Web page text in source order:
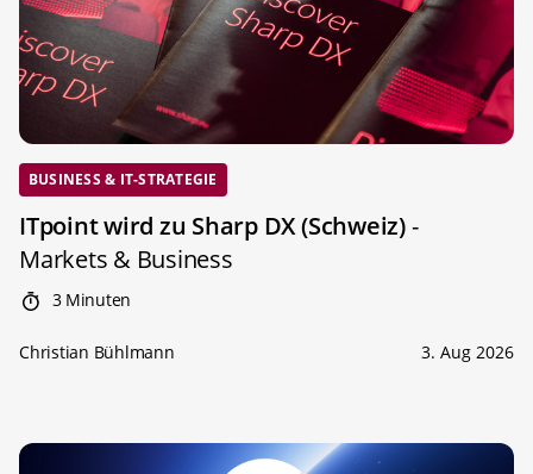
BUSINESS & IT-STRATEGIE
ITpoint wird zu Sharp DX (Schweiz)-
Markets & Business
3 Minuten
Christian Bühlmann 3. Aug 2026